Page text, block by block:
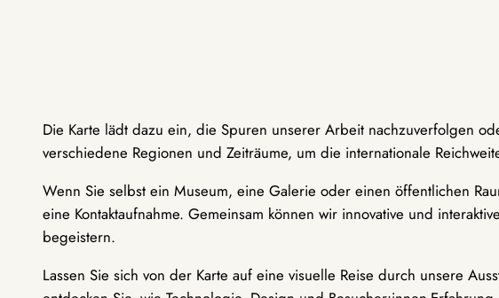
Die Karte lädt dazu ein, die Spuren unserer Arbeit nachzuverfolgen
verschiedene Regionen und Zeiträume, um die internationale
Wenn Sie selbst ein Museum, eine Galerie oder einen öffentlichen
eine Kontaktaufnahme. Gemeinsam können wir innovative und
begeistern.
Lassen Sie sich von der Karte auf eine visuelle Reise durch unsere